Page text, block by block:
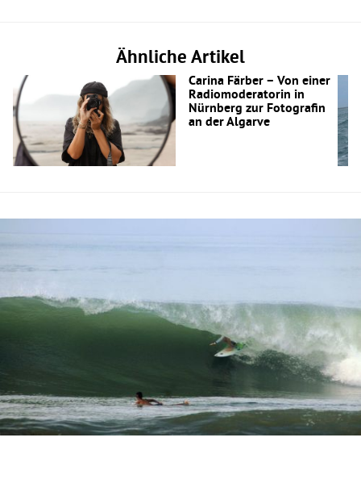
Ähnliche Artikel
Carina Färber – Von einer
Radiomoderatorin in
Nürnberg zur Fotografin
an der Algarve